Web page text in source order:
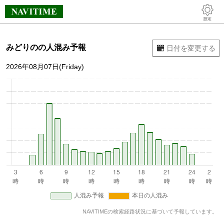
みどりのの人混み予報
2026年08月07日(Friday)
NAVITIMEの検索経路状況に基づいて予報しています。